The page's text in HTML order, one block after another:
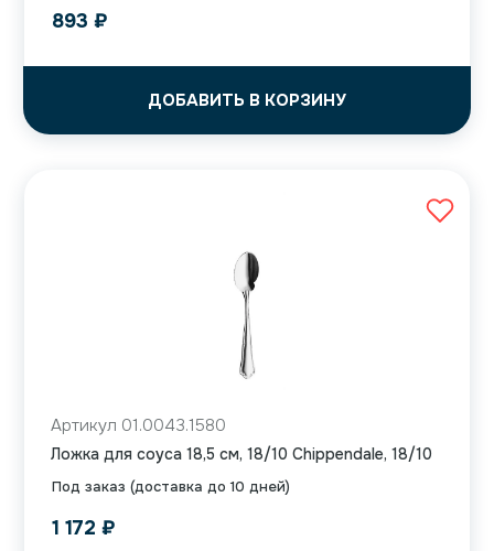
893 ₽
ДОБАВИТЬ В КОРЗИНУ
Под заказ (доставка до 10 дней)
Артикул 01.0043.1580
Ложка для соуса 18,5 см, 18/10 Chippendale, 18/10
1 172 ₽